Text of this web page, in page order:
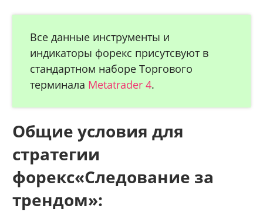
Все данные инструменты и
индикаторы форекс присутсвуют в
стандартном наборе Торгового
терминала Metatrader 4.
Общие условия для
стратегии
форекс«Следование за
трендом»: